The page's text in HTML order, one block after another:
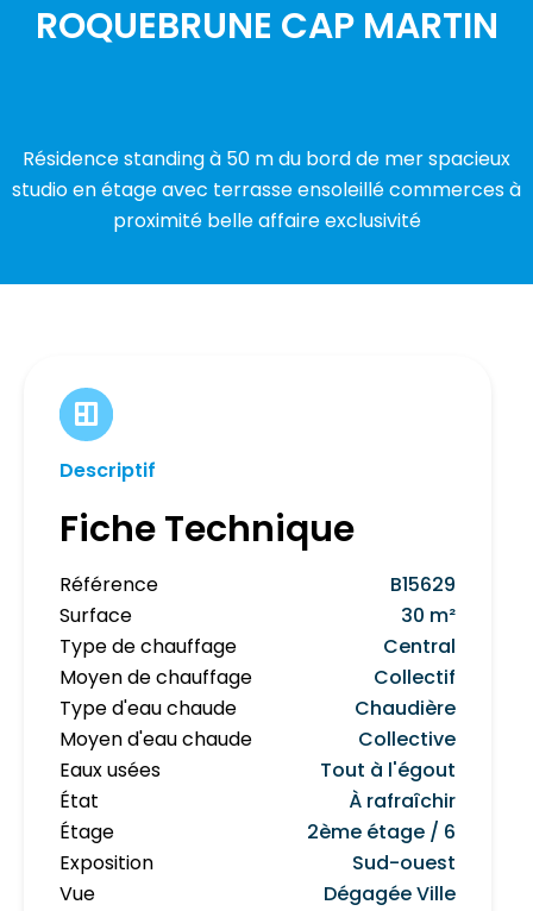
ROQUEBRUNE CAP MARTIN
Résidence standing à 50 m du bord de mer spacieux
studio en étage avec terrasse ensoleillé commerces à
proximité belle affaire exclusivité
Descriptif
Fiche Technique
Référence
B15629
Surface
30 m²
Type de chauffage
Central
Moyen de chauffage
Collectif
Type d'eau chaude
Chaudière
Moyen d'eau chaude
Collective
Eaux usées
Tout à l'égout
État
À rafraîchir
Étage
2ème étage / 6
Exposition
Sud-ouest
Vue
Dégagée Ville